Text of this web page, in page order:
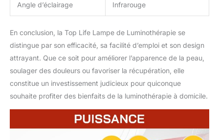
Angle d’éclairage Infrarouge
En conclusion, la Top Life Lampe de Luminothérapie se
distingue par son efficacité, sa facilité d’emploi et son design
attrayant. Que ce soit pour améliorer l’apparence de la peau,
soulager des douleurs ou favoriser la récupération, elle
constitue un investissement judicieux pour quiconque
souhaite profiter des bienfaits de la luminothérapie à domicile.